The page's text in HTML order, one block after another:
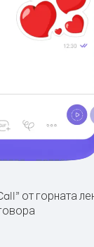
от горната